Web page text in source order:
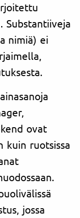
Substantiiveja
nimiä) ei
ovat
kuin ruotsissa
jossa